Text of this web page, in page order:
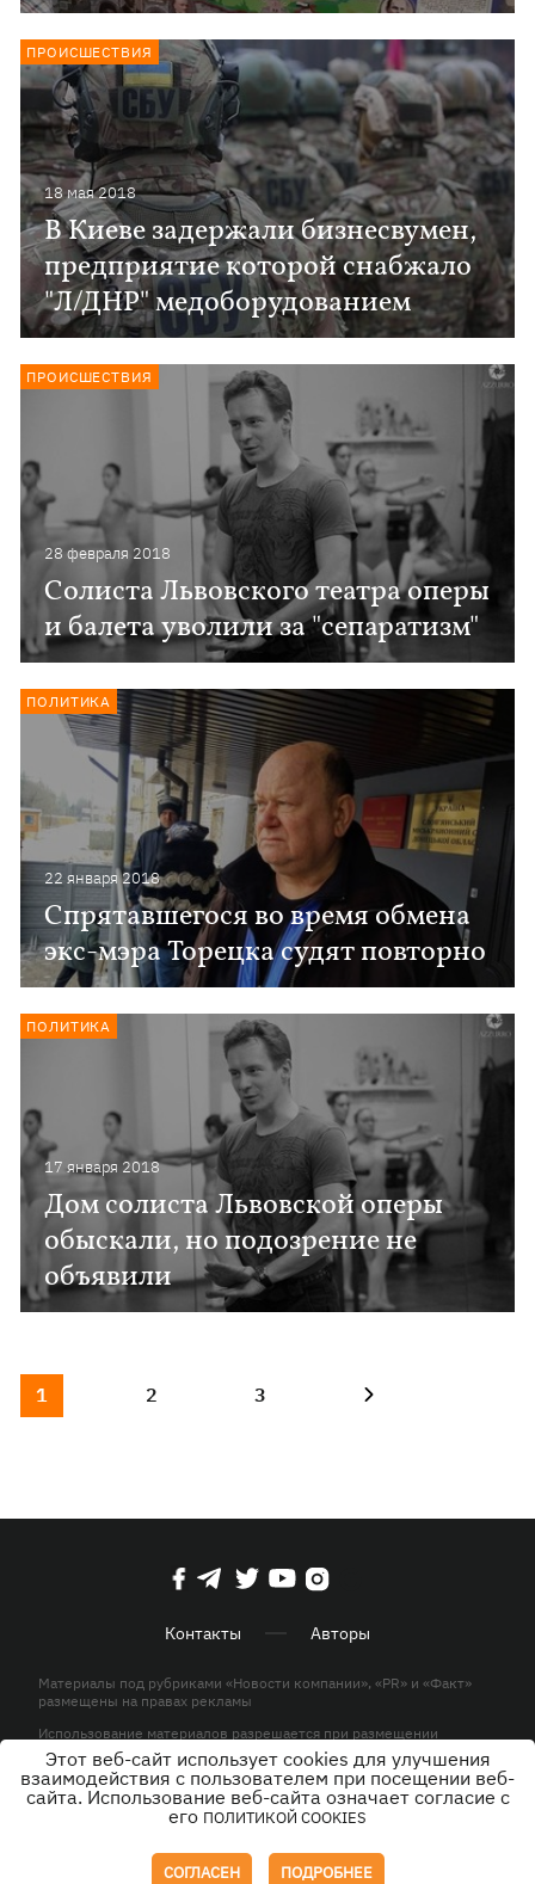
18 мая 2018
В Киеве задержали бизнесвумен,
предприятие которой снабжало
"Л/ДНР" медоборудованием
ПРОИСШЕСТВИЯ
28 февраля 2018
Солиста Львовского театра оперы
и балета уволили за "сепаратизм"
ПРОИСШЕСТВИЯ
22 января 2018
Спрятавшегося во время обмена
экс-мэра Торецка судят повторно
ПОЛИТИКА
17 января 2018
Дом солиста Львовской оперы
обыскали, но подозрение не
объявили
ПОЛИТИКА
1 2 3
Контакты Авторы
Материалы под рубриками «Новости компании», «PR» и «Факт»
размещены на правах рекламы
Использование материалов разрешается при размещении
активной гиперссылки на KP.UA в первом абзаце.
© ООО «ЮЛАВ МЕДИА»,2026. Все права защищены.
Этот веб-сайт использует cookies для улучшения
взаимодействия с пользователем при посещении веб-
сайта. Использование веб-сайта означает согласие с
его ПОЛИТИКОЙ COOKIES
СОГЛАСЕН ПОДРОБНЕЕ